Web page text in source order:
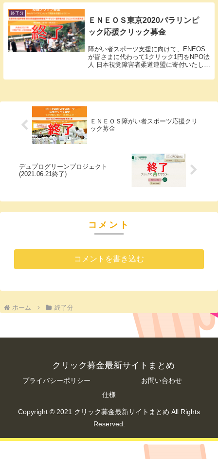
終了分
ＥＮＥＯＳ東京2020パラリンピ
ック応援クリック募金
障がい者スポーツ支援に向けて、ENEOS
が皆さまに代わって1クリック1円をNPO法
人 日本視覚障害者柔道連盟に寄付いたしま
ＥＮＥＯＳ障がい者スポーツ応援クリ
ック募金
デュプログリーンプロジェクト
(2021.06.21終了)
コメント
コメントを書き込む
ホーム 終了分
クリック募金最新サイトまとめ
プライバシーポリシー
お問い合わせ
仕様
Copyright © 2021 クリック募金最新サイトまとめ All Rights
Reserved.